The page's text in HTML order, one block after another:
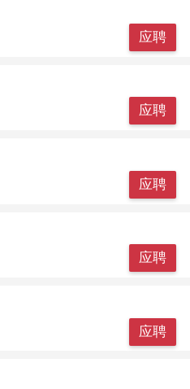
应聘
应聘
应聘
应聘
应聘